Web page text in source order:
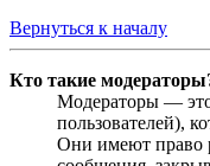
Вернуться к началу
Кто такие
Модераторы —
пользователей),
Они имеют право